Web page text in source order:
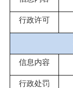
行政许可
信息内容
行政处罚